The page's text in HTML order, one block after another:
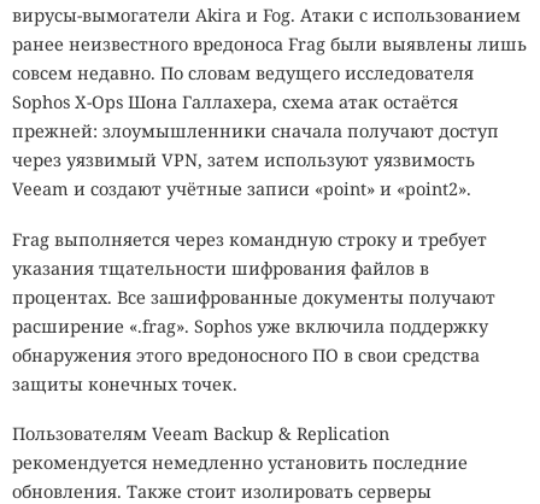
вирусы-вымогатели Akira и Fog. Атаки с использованием
ранее неизвестного вредоноса Frag были выявлены лишь
совсем недавно. По словам ведущего исследователя
Sophos X-Ops Шона Галлахера, схема атак остаётся
прежней: злоумышленники сначала получают доступ
через уязвимый VPN, затем используют уязвимость
Veeam и создают учётные записи «point» и «point2».
Frag выполняется через командную строку и требует
указания тщательности шифрования файлов в
процентах. Все зашифрованные документы получают
расширение «.frag». Sophos уже включила поддержку
обнаружения этого вредоносного ПО в свои средства
защиты конечных точек.
Пользователям Veeam Backup & Replication
рекомендуется немедленно установить последние
обновления. Также стоит изолировать серверы